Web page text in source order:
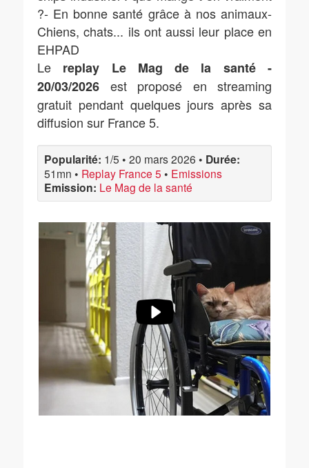
?- En bonne santé grâce à nos animaux-
Chiens, chats... ils ont aussi leur place en
EHPAD
Le replay Le Mag de la santé -
20/03/2026 est proposé en streaming
gratuit pendant quelques jours après sa
diffusion sur France 5.
Popularité: 1/5 • 20 mars 2026 • Durée:
51mn • Replay France 5 • Emissions
Emission: Le Mag de la santé